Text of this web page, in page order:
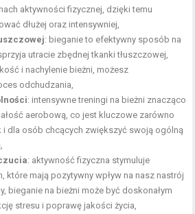
aktywności fizycznej, dzięki temu
dłużej oraz intensywniej,
: bieganie to efektywny sposób na
utracie zbędnej tkanki tłuszczowej,
i nachylenie bieżni, możesz
odchudzania,
: intensywne treningi na bieżni znacząco
aerobową, co jest kluczowe zarówno
i dla osób chcących zwiększyć swoją ogólną
: aktywność fizyczna stymuluje
które mają pozytywny wpływ na nasz nastrój
bieganie na bieżni może być doskonałym
stresu i poprawę jakości życia,